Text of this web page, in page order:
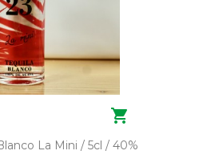

La Mini / 5cl / 40%